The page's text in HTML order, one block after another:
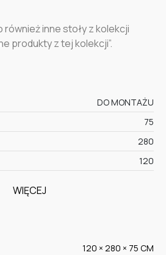
również inne stoły z kolekcji
produkty z tej kolekcji”.
DO MONTAŻU
75
280
120
WIĘCEJ
120 × 280 × 75 CM